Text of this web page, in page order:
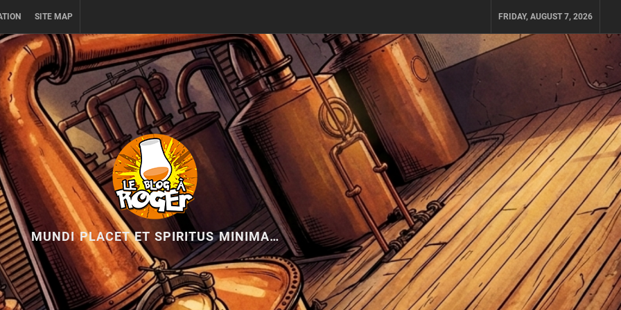
SITE MAP FRIDAY, AUGUST 7, 2026
MUNDI PLACET ET SPIRITUS MINIMA…